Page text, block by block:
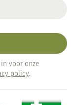
voor onze
policy.